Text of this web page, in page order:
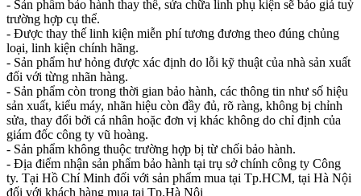
- Sản phẩm bảo hành thay thế, sửa chữa linh phụ kiện sẽ báo giá tuỳ
trường hợp cụ thể.
- Được thay thế linh kiện miễn phí tương đương theo đúng chủng
loại, linh kiện chính hãng.
- Sản phẩm hư hỏng được xác định do lỗi kỹ thuật của nhà sản xuất
đối với từng nhãn hàng.
- Sản phẩm còn trong thời gian bảo hành, các thông tin như số hiệu
sản xuất, kiểu máy, nhãn hiệu còn đầy đủ, rõ ràng, không bị chỉnh
sửa, thay đổi bởi cá nhân hoặc đơn vị khác không do chỉ định của
giám đốc công ty vũ hoàng.
- Sản phẩm không thuộc trường hợp bị từ chối bảo hành.
- Địa điểm nhận sản phẩm bảo hành tại trụ sở chính công ty Công
ty. Tại Hồ Chí Minh đối với sản phẩm mua tại Tp.HCM, tại Hà Nội
đối với khách hàng mua tại Tp.Hà Nội